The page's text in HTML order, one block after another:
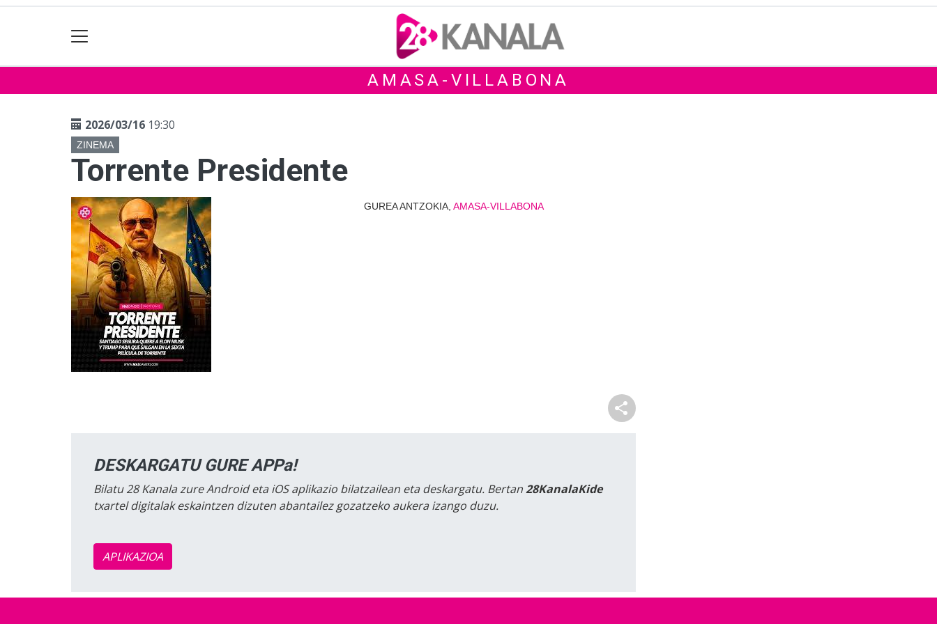
AMASA-VILLABONA
2026/03/16 19:30
ZINEMA
Torrente Presidente
GUREA ANTZOKIA, AMASA-VILLABONA
DESKARGATU GURE APPa!
Bilatu 28 Kanala zure Android eta iOS aplikazio bilatzailean eta deskargatu. Bertan28KanalaKide
txartel digitalak eskaintzen dizuten abantailez gozatzeko aukera izango duzu.
APLIKAZIOA